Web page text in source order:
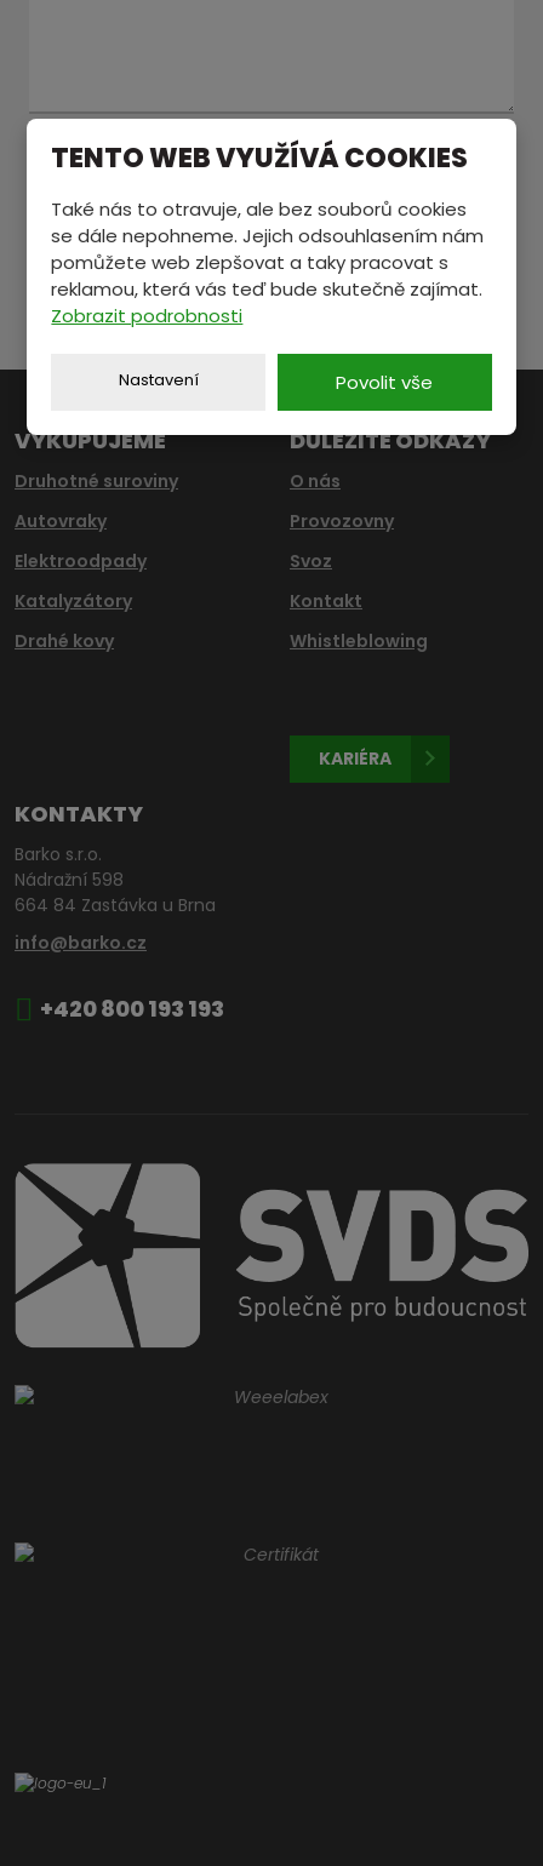
Souhlasím
zpracováním
osobních
Souhlasím se zpracovánímosobních údajů.
ODESLAT
Formulář
se
nepodařilo
VYKUPUJEME
Druhotné suroviny
Autovraky
Elektroodpady
Katalyzátory
Drahé kovy
DŮLEŽITÉ ODKAZY
O nás
Provozovny
Svoz
Kontakt
Whistleblowing
KARIÉRA
KONTAKTY
Barko s.r.o.
Nádražní 598
664 84 Zastávka u Brna
info@barko.cz
+420 800 193 193
TENTO WEB VYUŽÍVÁ COOKIES
Také nás to otravuje, ale bez souborů cookies
se dále nepohneme. Jejich odsouhlasením nám
pomůžete web zlepšovat a taky pracovat s
reklamou, která vás teď bude skutečně zajímat.
Zobrazit podrobnosti
Nastavení Povolit vše